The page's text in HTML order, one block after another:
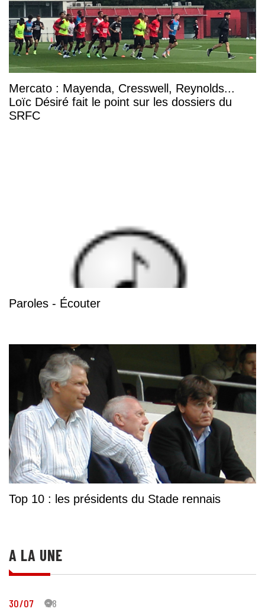
Mercato : Mayenda, Cresswell, Reynolds...
Loïc Désiré fait le point sur les dossiers du
SRFC
Paroles - Écouter
Top 10 : les présidents du Stade rennais
A LA UNE
30/07 28